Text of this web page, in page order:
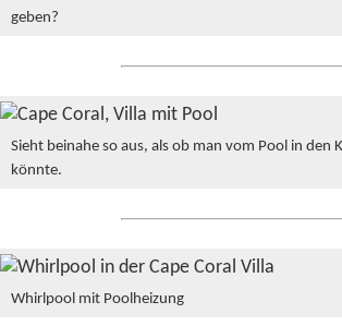
geben?
Sieht beinahe so aus, als ob man vom Pool in den
könnte.
Whirlpool mit Poolheizung